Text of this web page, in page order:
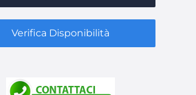
Verifica Disponibilità